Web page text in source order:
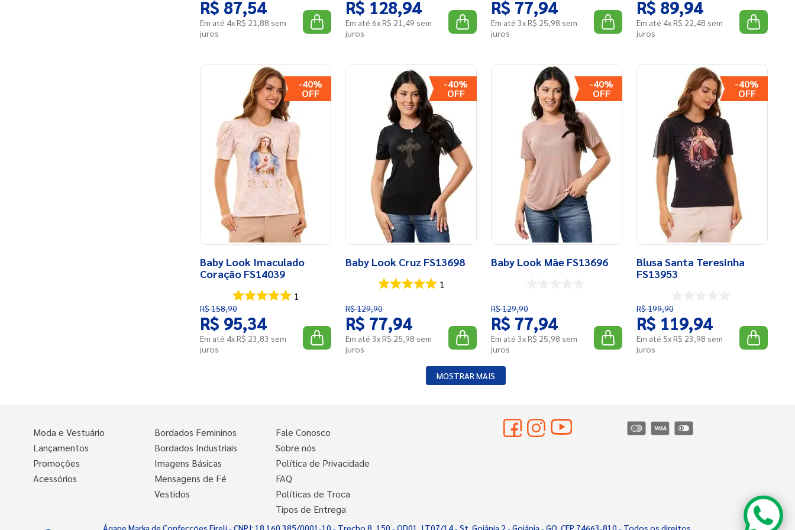
R$ 87,54
Em até 4xR$ 21 ,88 sem
juros
R$ 128,94
Em até 6xR$ 21 ,49 sem
juros
R$ 77,94
Em até 3xR$ 25,98 sem
juros
R$ 89,94
Em até 4xR$ 22,48 sem
juros
-40%
Baby Look Imaculado
Coração FS14039
1
R$158,90
R$ 95,34
Em até 4xR$ 23,83 sem
juros
-40%
Baby Look Cruz FS13698
1
R$129,90
R$ 77,94
Em até 3xR$ 25,98 sem
juros
-40%
Baby Look Mãe FS13696
R$129,90
R$ 77,94
Em até 3xR$ 25,98 sem
juros
-40%
Blusa Santa Teresinha
FS13953
R$199,90
R$ 119,94
Em até 5xR$ 23,98 sem
juros
MOSTRAR MAIS
Moda e Vestuário
Lançamentos
Promoções
Acessórios
Bordados Femininos
Bordados Industriais
Imagens Básicas
Mensagens de Fé
Vestidos
Fale Conosco
Sobre nós
Política de Privacidade
FAQ
Políticas de Troca
Tipos de Entrega
Ágape Marka de Confecções Eireli - CNPJ: 18.160.385/0001-10 - Trecho 8, 150 - QD01, LT07/14 - St. Goiânia 2 - Goiânia - GO. CEP 74663-810 - Todos os direitos